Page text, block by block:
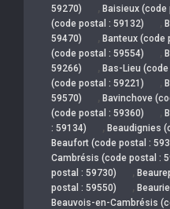
59270)
, Baisieux (code
(code postal : 59132)
,
59470)
, Banteux (code
(code postal : 59554)
,
59266)
, Bas-Lieu
(code postal : 59221)
,
59570)
, Bavinchove
(code postal : 59360)
,
: 59134)
, Beaudignies
Beaufort (code postal :
Cambrésis (code postal :
postal : 59730)
,
postal : 59550)
,
Beauvois-en-Cambrésis